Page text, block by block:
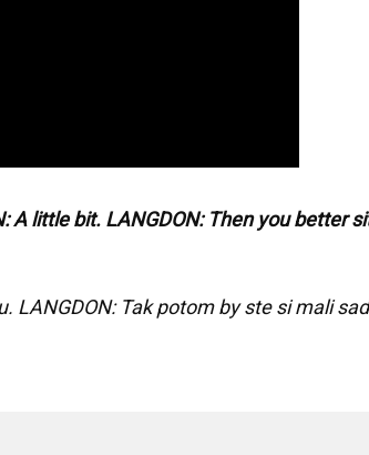
A little bit. LANGDON: Then you better
LANGDON: Tak potom by ste si mali